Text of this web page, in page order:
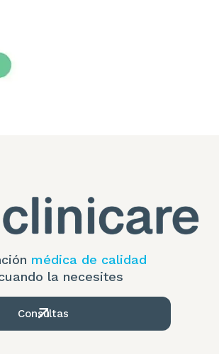
médica de calidad
la necesites
Consultas